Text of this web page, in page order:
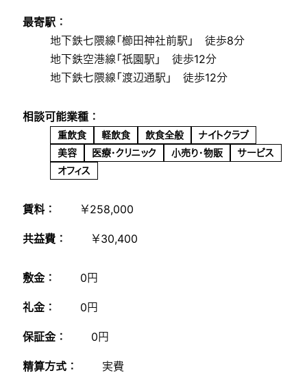
最寄駅 ：
地下鉄七隈線「櫛田神社前駅」 徒歩8分
地下鉄空港線「祇園駅」 徒歩12分
地下鉄七隈線「渡辺通駅」 徒歩12分
相談可能業種 ：
重飲食 軽飲食 飲食全般
ナイトクラブ
美容
医療・クリニック 小売り・物販
サービス
オフィス
賃料 ： ￥258,000
共益費 ： ￥30,400
敷金 ： 0円
礼金 ： 0円
保証金 ： 0円
精算方式 ： 実費